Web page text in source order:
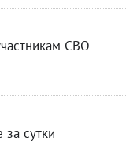
СВО
сутки